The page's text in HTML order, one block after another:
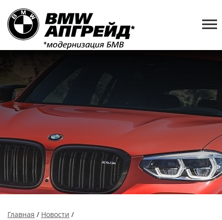
Главная / Новости /